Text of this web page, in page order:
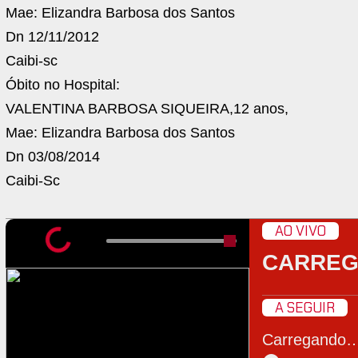
Mae: Elizandra Barbosa dos Santos
Dn 12/11/2012
Caibi-sc
Óbito no Hospital:
VALENTINA BARBOSA SIQUEIRA,12 anos,
Mae: Elizandra Barbosa dos Santos
Dn 03/08/2014
Caibi-Sc
AO VIVO
A SEGUIR